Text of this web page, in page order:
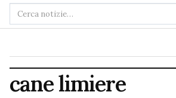
Cerca
nel
cane limiere